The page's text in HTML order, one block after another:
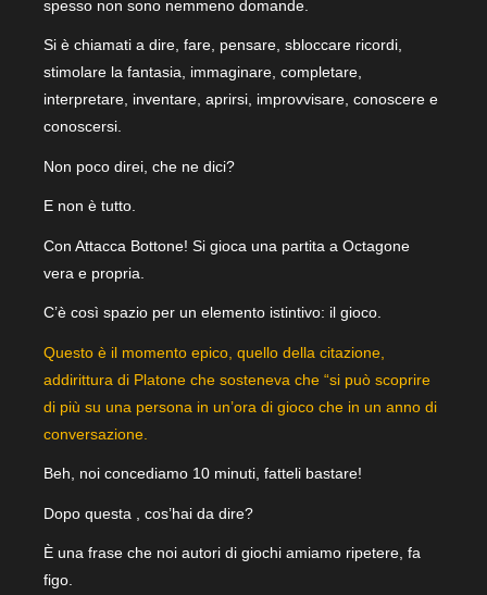
spesso non sono nemmeno domande.
Si è chiamati a dire, fare, pensare, sbloccare ricordi,
stimolare la fantasia, immaginare, completare,
interpretare, inventare, aprirsi, improvvisare, conoscere e
conoscersi.
Non poco direi, che ne dici?
E non è tutto.
Con Attacca Bottone! Si gioca una partita a Octagone
vera e propria.
C’è così spazio per un elemento istintivo: il gioco.
Questo è il momento epico, quello della citazione,
addirittura di Platone che sosteneva che “si può scoprire
di più su una persona in un’ora di gioco che in un anno di
conversazione.
Beh, noi concediamo 10 minuti, fatteli bastare!
Dopo questa , cos’hai da dire?
È una frase che noi autori di giochi amiamo ripetere, fa
figo.